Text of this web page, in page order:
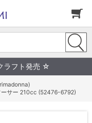
ラフト発売 ☆
ーサー 210cc (52476-6792)